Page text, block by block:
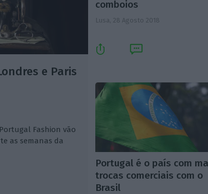
e Paris
Fashion vão
as semanas da
comboios
Lusa, 28 Agosto 2018
Portugal é o país com
trocas comerciais com o
Brasil